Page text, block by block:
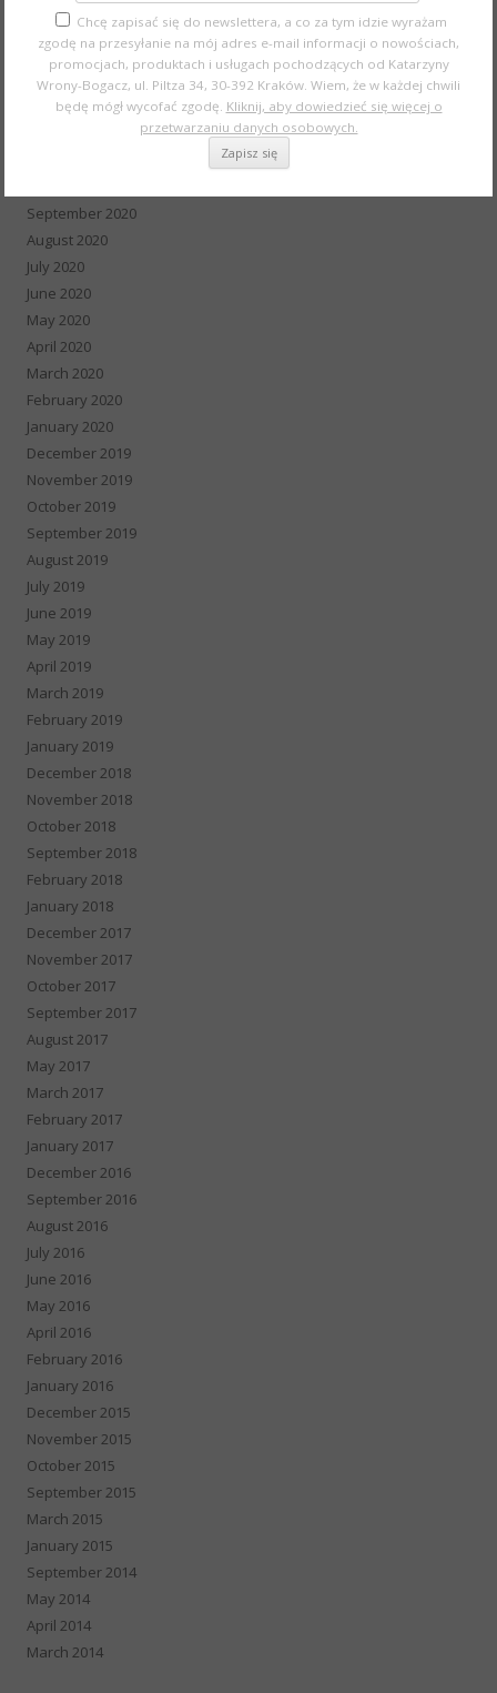
April 2021
March 2021
February 2021
January 2021
September 2020
August 2020
July 2020
June 2020
May 2020
April 2020
March 2020
February 2020
January 2020
December 2019
November 2019
October 2019
September 2019
August 2019
July 2019
June 2019
May 2019
April 2019
March 2019
February 2019
January 2019
December 2018
November 2018
October 2018
September 2018
February 2018
January 2018
December 2017
November 2017
October 2017
September 2017
August 2017
May 2017
March 2017
February 2017
January 2017
December 2016
September 2016
August 2016
July 2016
June 2016
May 2016
April 2016
February 2016
January 2016
December 2015
November 2015
October 2015
September 2015
March 2015
January 2015
September 2014
May 2014
April 2014
March 2014
Chcę zapisać się do newslettera, a co za tym idzie wyrażam
zgodę na przesyłanie na mój adres e-mail informacji o nowościach,
promocjach, produktach i usługach pochodzących od Katarzyny
Wrony-Bogacz, ul. Piltza 34, 30-392 Kraków. Wiem, że w każdej chwili
będę mógł wycofać zgodę. Kliknij, aby dowiedzieć się więcej o
przetwarzaniu danych osobowych.